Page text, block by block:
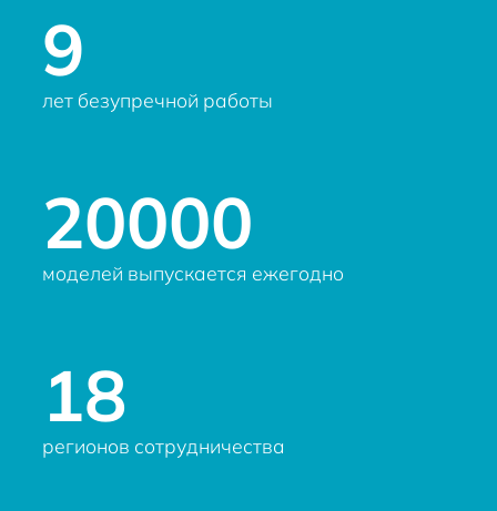
9
лет безупречной работы
20000
моделей выпускается ежегодно
18
регионов сотрудничества